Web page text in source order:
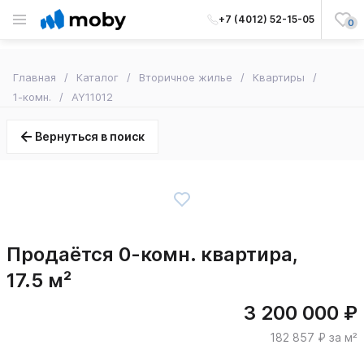
+7 (4012) 52-15-05 0
Главная Каталог Вторичное жилье
Квартиры
1-комн.
AY11012
Вернуться в поиск
Продаётся 0-комн. квартира,
17.5 м²
3 200 000 ₽
182 857 ₽ за м²